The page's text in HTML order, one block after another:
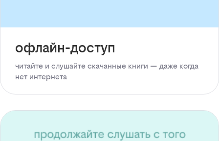
офлайн-доступ
читайте и слушайте скачанные книги — даже когда
нет интернета